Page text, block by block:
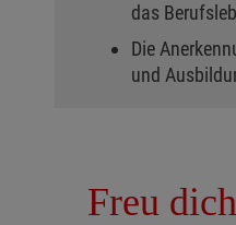
das
Die
und
Freu